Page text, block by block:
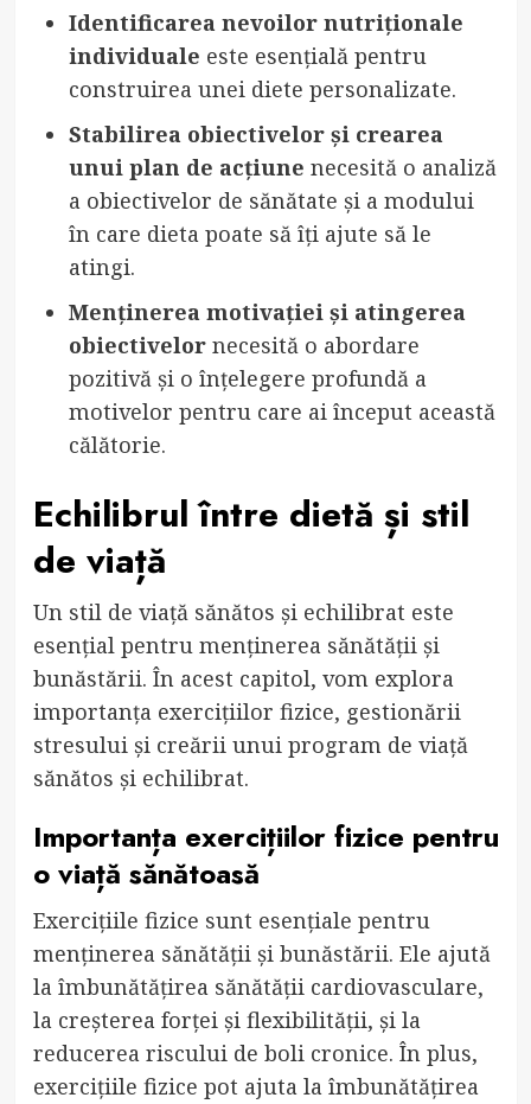
Identificarea nevoilor nutriționale
individuale este esențială pentru
construirea unei diete personalizate.
Stabilirea obiectivelor și crearea
unui plan de acțiune necesită o analiză
a obiectivelor de sănătate și a modului
în care dieta poate să îți ajute să le
atingi.
Menținerea motivației și atingerea
obiectivelornecesită o abordare
pozitivă și o înțelegere profundă a
motivelor pentru care ai început această
călătorie.
Echilibrul între dietă și stil
de viață
Un stil de viață sănătos și echilibrat este
esențial pentru menținerea sănătății și
bunăstării. În acest capitol, vom explora
importanța exercițiilor fizice, gestionării
stresului și creării unui program de viață
sănătos și echilibrat.
Importanța exercițiilor fizice pentru
o viață sănătoasă
Exercițiile fizice sunt esențiale pentru
menținerea sănătății și bunăstării. Ele ajută
la îmbunătățirea sănătății cardiovasculare,
la creșterea forței și flexibilității, și la
reducerea riscului de boli cronice. În plus,
exercițiile fizice pot ajuta la îmbunătățirea